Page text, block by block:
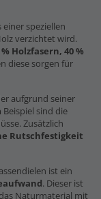
speziellen
verzichtet wird.
% Holzfasern, 40 %
diese sorgen für
aufgrund seiner
sind die
Zusätzlich
Rutschfestigkeit
ist ein
. Dieser ist
Naturmaterial mit